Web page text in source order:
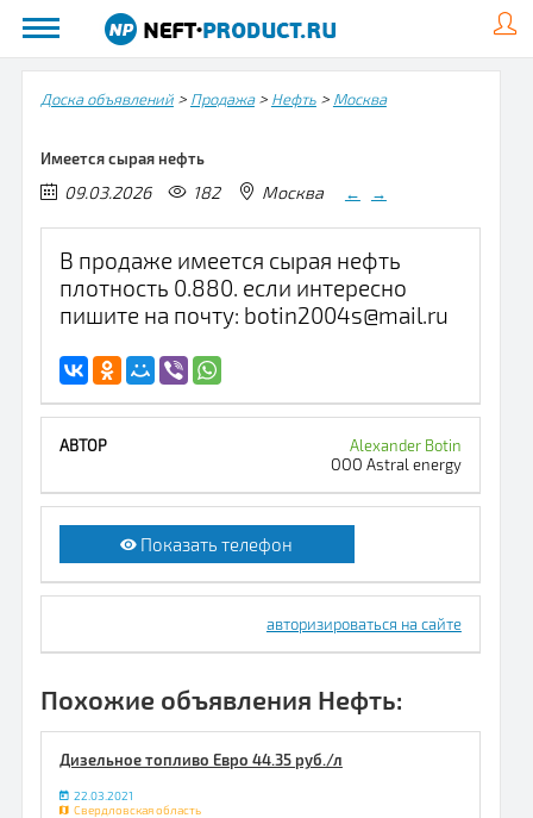
Доска объявлений> Продажа> Нефть> Москва
Имеется сырая нефть
09.03.2026 182 Москва ← →
В продаже имеется сырая нефть
плотность 0.880. если интересно
пишите на почту: botin2004s@mail.ru
Alexander Botin
ООО Astral energy
Показать телефон
авторизироваться на сайте
Похожие объявления Нефть:
Дизельное топливо Евро 44.35 руб./л
22.03.2021
Свердловская область